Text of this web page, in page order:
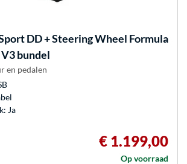
DD + Steering Wheel Formula
bundel
en pedalen
Ja
€ 1.199,00
Op voorraad